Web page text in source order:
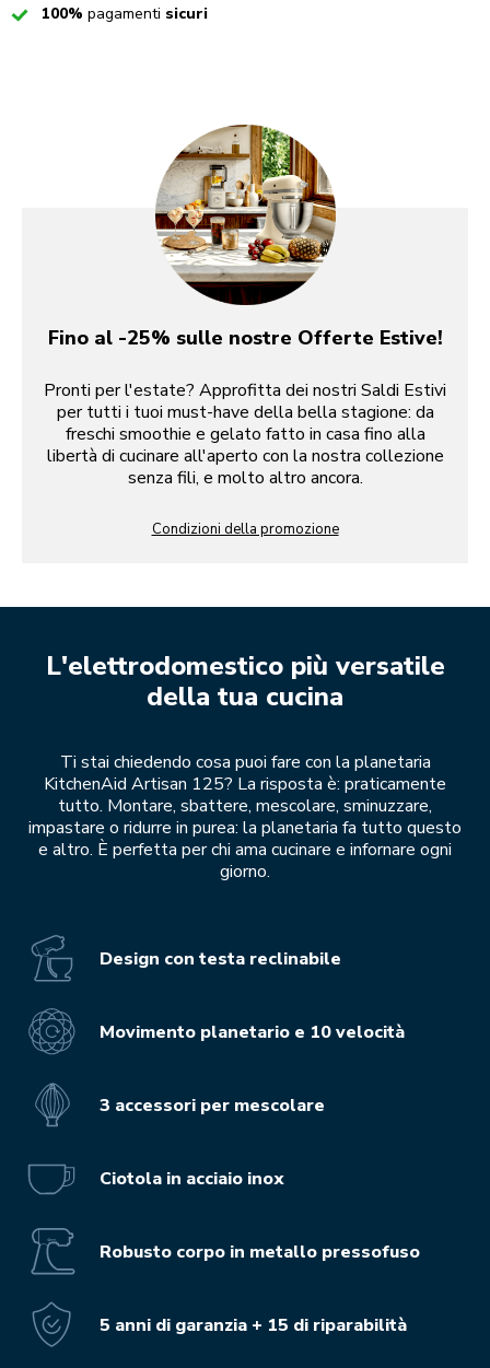
Checked
100% pagamenti sicuri
Fino al -25% sulle nostre Offerte Estive!
Pronti per l'estate? Approfitta dei nostri Saldi Estivi
per tutti i tuoi must-have della bella stagione: da
freschi smoothie e gelato fatto in casa fino alla
libertà di cucinare all'aperto con la nostra collezione
senza fili, e molto altro ancora.
Condizioni della promozione
L'elettrodomestico più versatile
della tua cucina
Ti stai chiedendo cosa puoi fare con la planetaria
KitchenAid Artisan 125? La risposta è: praticamente
tutto. Montare, sbattere, mescolare, sminuzzare,
impastare o ridurre in purea: la planetaria fa tutto questo
e altro. È perfetta per chi ama cucinare e infornare ogni
giorno.
Design con testa reclinabile
Movimento planetario e 10 velocità
3 accessori per mescolare
Ciotola in acciaio inox
Robusto corpo in metallo pressofuso
5 anni di garanzia + 15 di riparabilità